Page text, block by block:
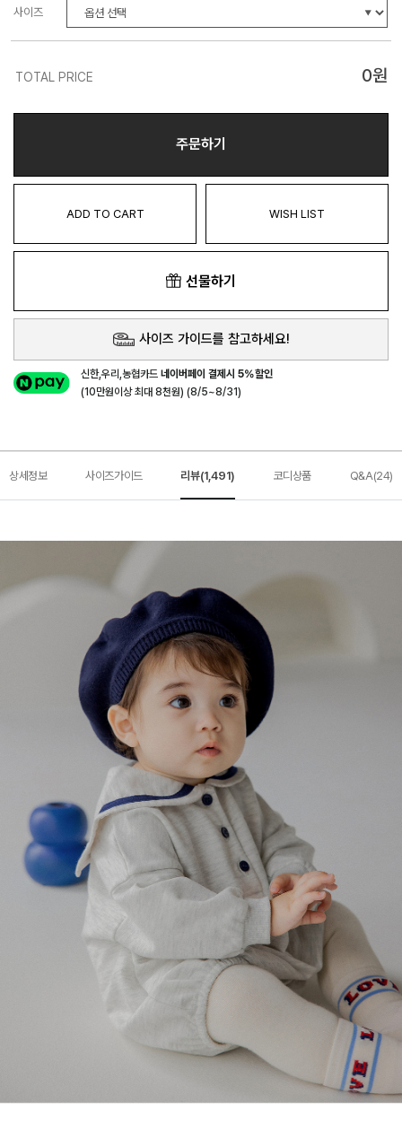
사이즈
TOTAL PRICE 0원
주문하기
ADD TO CART WISH LIST
선물하기
사이즈 가이드를 참고하세요!
신한,우리,농협카드네이버페이 결제시 5%할인
(10만원이상 최대 8천원) (8/5~8/31)
상세정보 사이즈가이드 리뷰(1,491) 코디상품 Q&A(24)